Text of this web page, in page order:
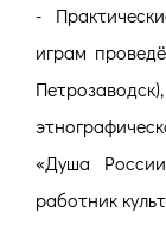
-
играм
«Душа
работник